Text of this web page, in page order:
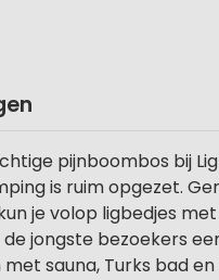
pijnboombos bij
is ruim opgezet.
je volop ligbedjes
jongste bezoekers
sauna, Turks bad en